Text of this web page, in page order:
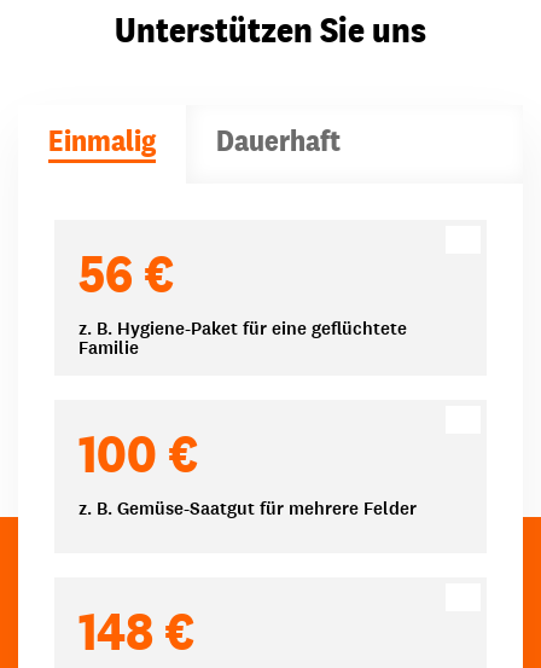
Unterstützen Sie uns
Einmalig Dauerhaft
56 €
z. B. Hygiene-Paket für eine geflüchtete
Familie
100 €
z. B. Gemüse-Saatgut für mehrere Felder
148 €